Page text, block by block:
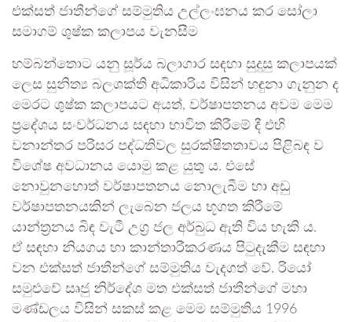
එක්සත් ජාතීන්ගේ සම්මුතිය උල්ලංඝනය කර සෝලා
සමාගම් ශුෂ්ක කලාපය වැනසීම
හම්බන්තොට යනු සූර්ය බලාගාර සඳහා සුදුසු කලාපයක්
ලෙස සුනිත්‍ය බලශක්ති අධිකාරිය විසින් හඳුනා ගැනුන ද
මෙරට ශුෂ්ක කලාපයට අයත්, වර්ෂාපතනය අවම මෙම
ප්‍රදේශය සංවර්ධනය සඳහා භාවිත කිරීමේ දී එහි
වනාන්තර පරිසර පද්ධතිවල සුරක්ෂිතතාවය පිළිබඳ ව
විශේෂ අවධානය යොමු කළ යුතු ය. එසේ
නොවුනහොත් වර්ෂාපතනය නොලැබීම හා අඩු
වර්ෂාපතනයකින් ලැබෙන ජලය භූගත කිරීමේ
යාන්ත්‍රනය බිඳ වැටී උග්‍ර ජල අර්බුධ ඇති විය හැකි ය.
ඒ සඳහා නියගය හා කාන්තාරීකරණය පිටුදැකීම සඳහා
වන එක්සත් ජාතීන්ගේ සම්මුතිය වැදගත් වේ. රියෝ
සමුළුවේ සෘජු නිර්දේශ මත එක්සත් ජාතීන්ගේ මහා
මණ්ඩලය විසින් සකස් කළ මෙම සම්මුතිය 1996